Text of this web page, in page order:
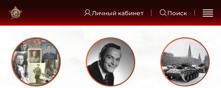
Личный кабинет Поиск